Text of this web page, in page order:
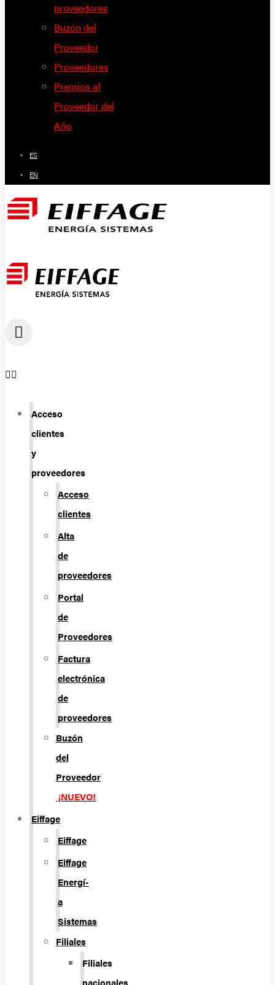
proveedores
Buzón del
Proveedor
Proveedores
Premios al
Proveedor del
Año
ES
EN
Acceso
clientes
y
proveedores
Acceso
clientes
Alta
de
proveedores
Portal
de
Proveedores
Factura
electrónica
de
proveedores
Buzón
del
Proveedor
¡NUEVO!
Eiffage
Eiffage
Eiffage
Energí­
a
Sistemas
Filiales
Filiales
nacionales